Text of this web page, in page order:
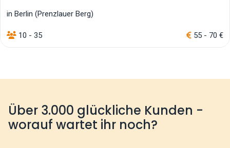
in Berlin (Prenzlauer Berg)
10 - 35 55 - 70 €
Über 3.000 glückliche Kunden -
worauf wartet ihr noch?